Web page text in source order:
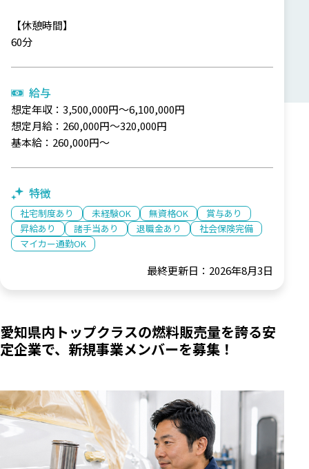
【休憩時間】
60分
給与
想定年収：3,500,000円～6,100,000円
想定月給：260,000円～320,000円
基本給：260,000円～
特徴
社宅制度あり 未経験OK 無資格OK
賞与あり
昇給あり
諸手当あり 退職金あり
社会保険完備
マイカー通勤OK
最終更新日：2026年8月3日
愛知県内トップクラスの燃料販売量を誇る安
定企業で、新規事業メンバーを募集！